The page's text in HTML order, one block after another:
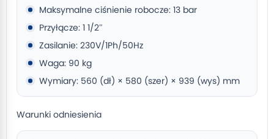
Maksymalne ciśnienie robocze: 13 bar
Przyłącze: 1 1/2″
Zasilanie: 230V/1Ph/50Hz
Waga: 90 kg
Wymiary: 560 (dł) × 580 (szer) × 939 (wys) mm
Warunki odniesienia